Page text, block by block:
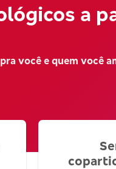
a
você e quem você